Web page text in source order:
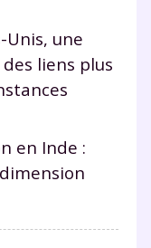
Unis, une
liens plus
en Inde :